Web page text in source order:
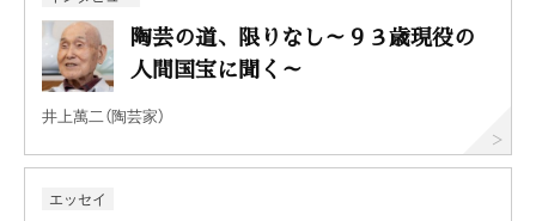
陶芸の道、限りなし～９３歳現役の
人間国宝に聞く～
井上萬二（陶芸家）
エッセイ